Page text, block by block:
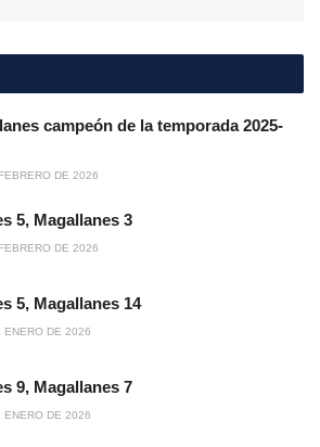
campeón de la temporada 2025-
DE 2026
5, Magallanes 3
DE 2026
5, Magallanes 14
ENERO DE 2026
9, Magallanes 7
ENERO DE 2026